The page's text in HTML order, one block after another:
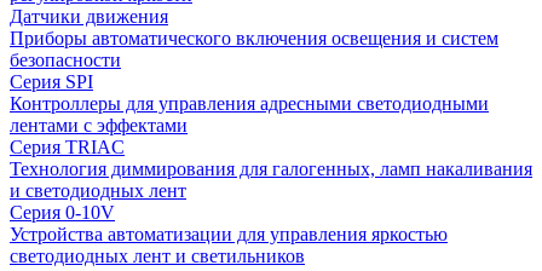
Датчики движения
Приборы автоматического включения освещения и систем
безопасности
Серия SPI
Контроллеры для управления адресными светодиодными
лентами с эффектами
Серия TRIAC
Технология диммирования для галогенных, ламп накаливания
и светодиодных лент
Серия 0-10V
Устройства автоматизации для управления яркостью
светодиодных лент и светильников